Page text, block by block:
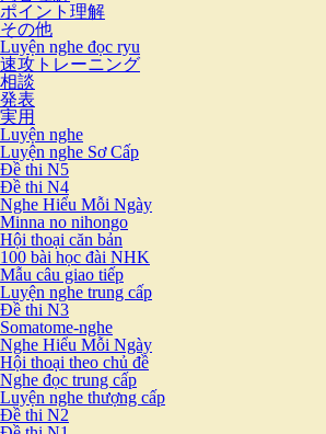
ポイント理解
その他
Luyện nghe đọc ryu
速攻トレーニング
相談
発表
実用
Luyện nghe
Luyện nghe Sơ Cấp
Đề thi N5
Đề thi N4
Nghe Hiểu Mỗi Ngày
Minna no nihongo
Hội thoại căn bản
100 bài học đài NHK
Mẫu câu giao tiếp
Luyện nghe trung cấp
Đề thi N3
Somatome-nghe
Nghe Hiểu Mỗi Ngày
Hội thoại theo chủ đề
Nghe đọc trung cấp
Luyện nghe thượng cấp
Đề thi N2